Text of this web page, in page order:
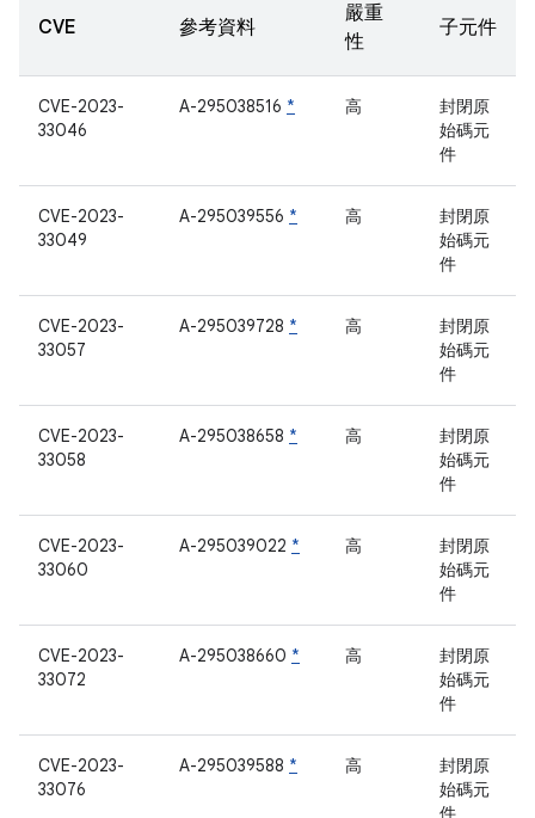
CVE 參考資料
嚴重
性
子元件
CVE-2023-
33046
A-295038516 * 高
封閉原
始碼元
件
CVE-2023-
33049
A-295039556 * 高
封閉原
始碼元
件
CVE-2023-
33057
A-295039728 * 高
封閉原
始碼元
件
CVE-2023-
33058
A-295038658 * 高
封閉原
始碼元
件
CVE-2023-
33060
A-295039022 * 高
封閉原
始碼元
件
CVE-2023-
33072
A-295038660 * 高
封閉原
始碼元
件
CVE-2023-
33076
A-295039588 * 高
封閉原
始碼元
件